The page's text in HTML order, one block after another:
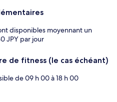
disponibles moyennant un
JPY par jour
de fitness (le cas échéant)
de 09 h 00 à 18 h 00